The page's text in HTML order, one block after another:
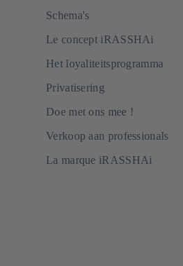
Schema's
Le concept iRASSHAi
Het loyaliteitsprogramma
Privatisering
Doe met ons mee !
Verkoop aan professionals
La marque iRASSHAi